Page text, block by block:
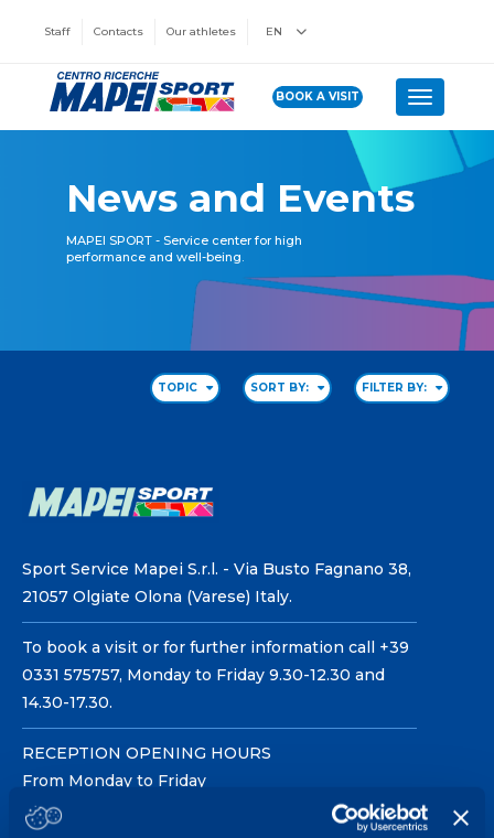
Staff Contacts Our athletes EN
BOOK A VISIT Toggle
News and Events
MAPEI SPORT - Service center for high
performance and well-being.
TOPIC SORT BY: FILTER BY:
Sport Service Mapei S.r.l. - Via Busto Fagnano 38,
21057 Olgiate Olona (Varese) Italy.
To book a visit or for further information call +39
0331 575757, Monday to Friday 9.30-12.30 and
14.30-17.30.
RECEPTION OPENING HOURS
From Monday to Friday
08.30 - 18.30